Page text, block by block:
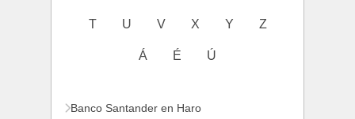
T U V X Y Z
Á É Ú
Banco Santander en Haro